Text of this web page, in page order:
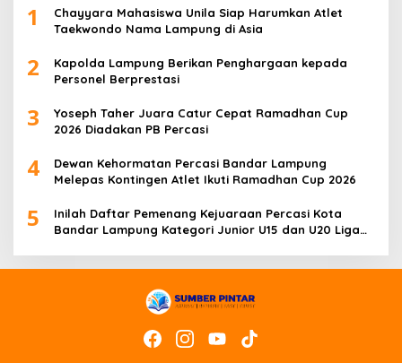
1
Chayyara Mahasiswa Unila Siap Harumkan Atlet
Taekwondo Nama Lampung di Asia
2
Kapolda Lampung Berikan Penghargaan kepada
Personel Berprestasi
3
Yoseph Taher Juara Catur Cepat Ramadhan Cup
2026 Diadakan PB Percasi
4
Dewan Kehormatan Percasi Bandar Lampung
Melepas Kontingen Atlet Ikuti Ramadhan Cup 2026
5
Inilah Daftar Pemenang Kejuaraan Percasi Kota
Bandar Lampung Kategori Junior U15 dan U20 Liga